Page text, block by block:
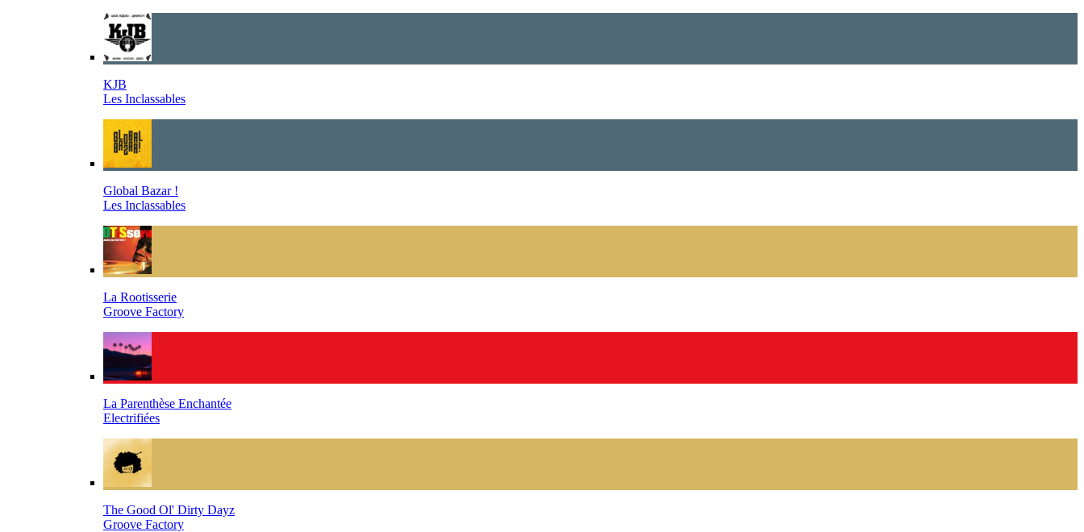
KJB
Les Inclassables
Global Bazar !
Les Inclassables
La Rootisserie
Groove Factory
La Parenthèse Enchantée
Electrifiées
The Good Ol' Dirty Dayz
Groove Factory